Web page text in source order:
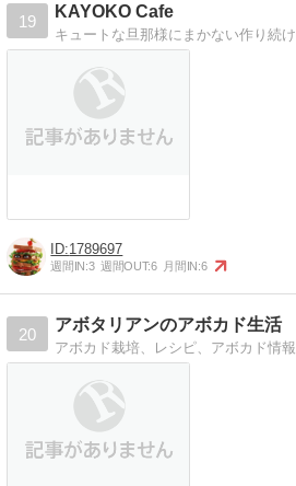
19
KAYOKO Cafe
1789697
週間IN:3 週間OUT:6 月間IN:6
20
アボタリアンのアボカド生活
アボカド栽培、レシピ、アボカド情報